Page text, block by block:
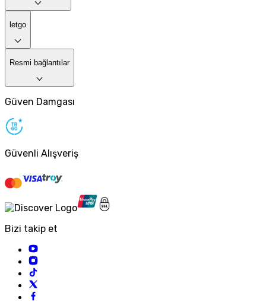
letgo
Resmi bağlantılar
Güven Damgası
Güvenli Alışveriş
Bizi takip et